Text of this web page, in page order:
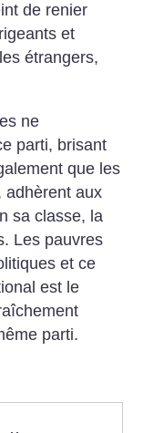
de renier
et
étrangers,
ne
parti, brisant
que les
adhèrent aux
sa classe, la
Les pauvres
et ce
est le
parti.